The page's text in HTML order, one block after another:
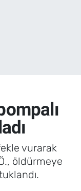
vurarak
öldürmeye